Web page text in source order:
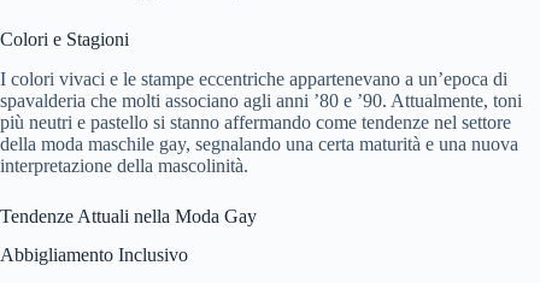
Colori e Stagioni
I colori vivaci e le stampe eccentriche appartenevano a un’epoca di
spavalderia che molti associano agli anni ’80 e ’90. Attualmente, toni
più neutri e pastello si stanno affermando come tendenze nel settore
della moda maschile gay, segnalando una certa maturità e una nuova
interpretazione della mascolinità.
Tendenze Attuali nella Moda Gay
Abbigliamento Inclusivo